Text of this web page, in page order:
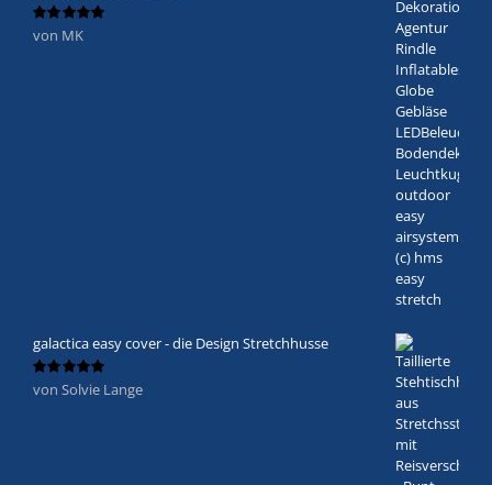
Bewertet
von MK
galactica easy cover - die Design Stretchhusse
Bewertet
von Solvie Lange